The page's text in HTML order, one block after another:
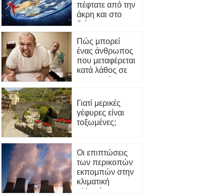
πέφτατε από την
άκρη και στο
διάστημα;
Πώς μπορεί
ένας άνθρωπος
που μεταφέρεται
κατά λάθος σε
ψυχιατρείο να
είναι ψυχικά
άρρωστος;
Γιατί μερικές
γέφυρες είναι
τοξωμένες;
Οι επιπτώσεις
των περικοπών
εκπομπών στην
κλιματική
αλλαγή «μπορεί